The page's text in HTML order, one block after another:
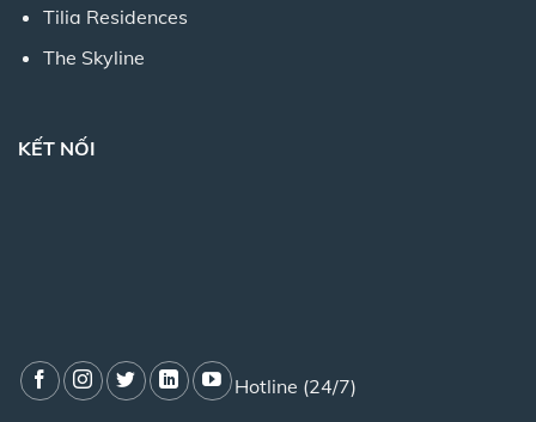
Tilia Residences
The Skyline
KẾT NỐI
Hotline (24/7)